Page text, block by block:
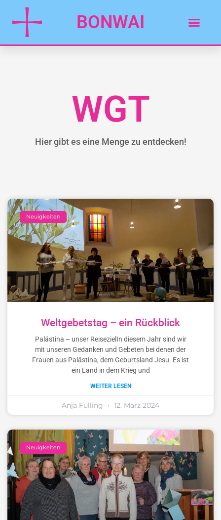
BONWAI
WGT
Hier gibt es eine Menge zu entdecken!
Neuigkeiten
Weltgebetstag – ein Rückblick
Palästina – unser ReisezielIn diesem Jahr sind wir
mit unseren Gedanken und Gebeten bei denen der
Frauen aus Palästina, dem Geburtsland Jesu. Es ist
ein Land in dem Krieg und
WEITER LESEN
Anja Fülling 12. März 2024
Neuigkeiten